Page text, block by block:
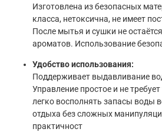
Изготовлена из безопасных
класса, нетоксична, не имеет
После мытья и сушки не
ароматов. Использование
Удобство использования:
Поддерживает выдавливание
Управление простое и не
легко восполнять запасы воды
отдыха без сложных
практичност